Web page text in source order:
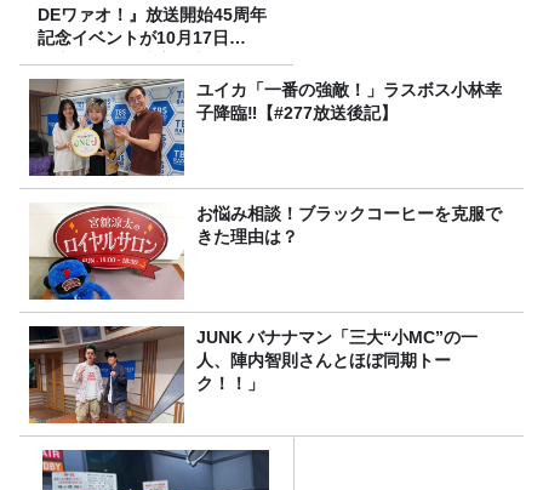
DEワァオ！』放送開始45周年
記念イベントが10月17日
（土）に開催決定！本日より
FC先行受付スタート！ユイカ「一番の強敵！」ラスボス小林幸
子降臨‼【#277放送後記】
お悩み相談！ブラックコーヒーを克服で
きた理由は？
JUNK バナナマン「三大“小MC”の一
人、陣内智則さんとほぼ同期トー
ク！！」